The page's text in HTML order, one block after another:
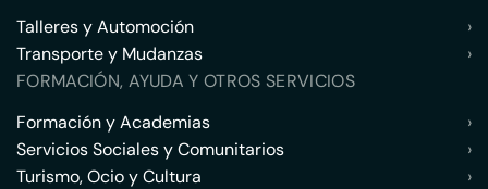
Talleres y Automoción
›
Transporte y Mudanzas
›
FORMACIÓN, AYUDA Y OTROS SERVICIOS
Formación y Academias
›
Servicios Sociales y Comunitarios
›
Turismo, Ocio y Cultura
›